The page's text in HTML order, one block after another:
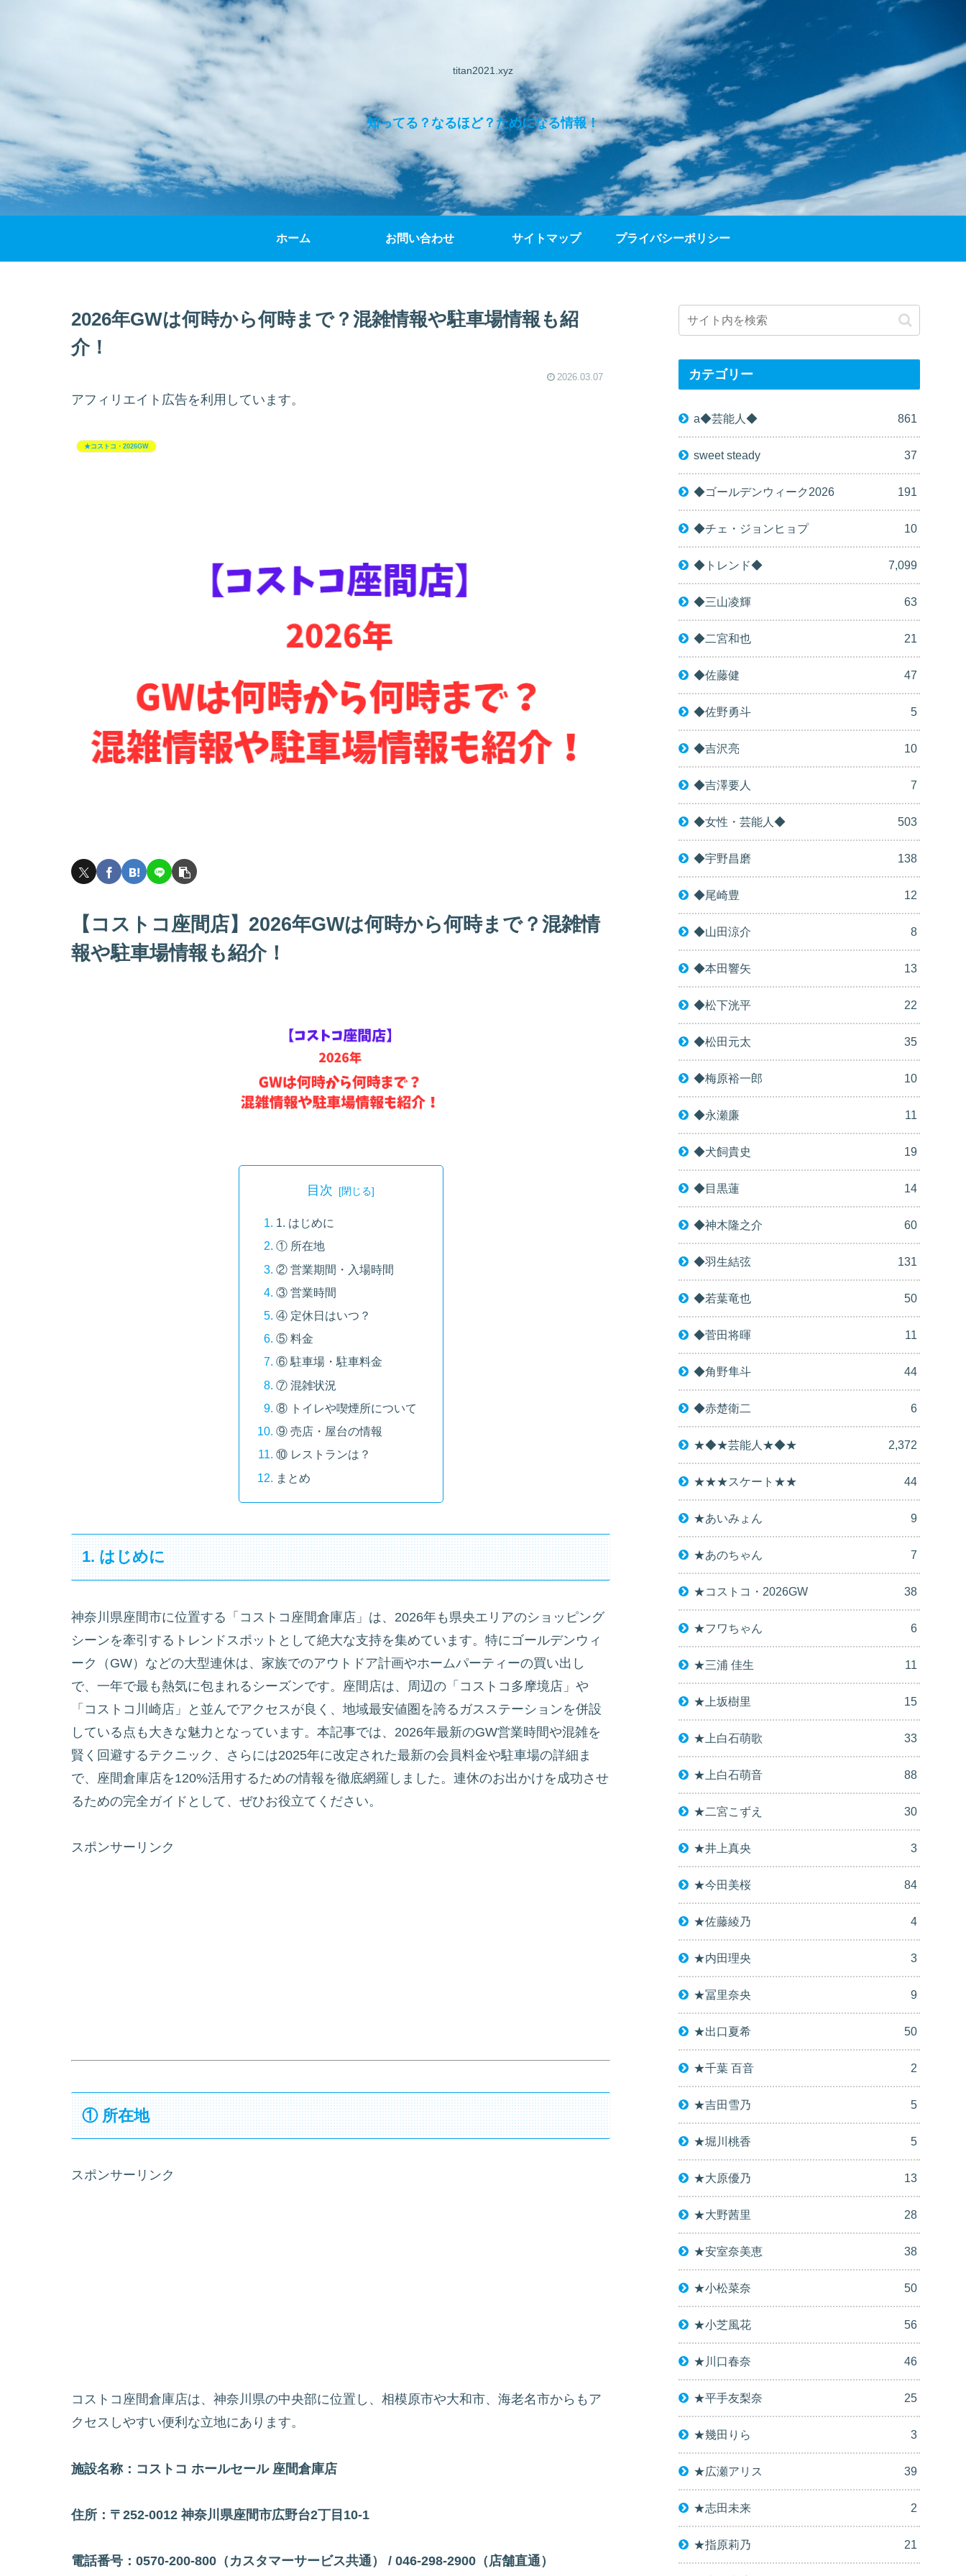
titan2021.xyz
知ってる？なるほど？ためになる情報！
ホーム お問い合わせ サイトマップ プライバシーポリシー
2026年GWは何時から何時まで？混雑情報や駐車場情報も紹
介！
2026.03.07
アフィリエイト広告を利用しています。
★コストコ・2026GW
【コストコ座間店】2026年GWは何時から何時まで？混雑情
報や駐車場情報も紹介！
目次
1. はじめに
① 所在地
② 営業期間・入場時間
③ 営業時間
④ 定休日はいつ？
⑤ 料金
⑥ 駐車場・駐車料金
⑦ 混雑状況
⑧ トイレや喫煙所について
⑨ 売店・屋台の情報
⑩ レストランは？
まとめ
1. はじめに
神奈川県座間市に位置する「コストコ座間倉庫店」は、2026年も県央エリアのショッピング
シーンを牽引するトレンドスポットとして絶大な支持を集めています。特にゴールデンウィ
ーク（GW）などの大型連休は、家族でのアウトドア計画やホームパーティーの買い出し
で、一年で最も熱気に包まれるシーズンです。座間店は、周辺の「コストコ多摩境店」や
「コストコ川崎店」と並んでアクセスが良く、地域最安値圏を誇るガスステーションを併設
している点も大きな魅力となっています。本記事では、2026年最新のGW営業時間や混雑を
賢く回避するテクニック、さらには2025年に改定された最新の会員料金や駐車場の詳細ま
で、座間倉庫店を120%活用するための情報を徹底網羅しました。連休のお出かけを成功させ
るための完全ガイドとして、ぜひお役立てください。
スポンサーリンク
① 所在地
スポンサーリンク
コストコ座間倉庫店は、神奈川県の中央部に位置し、相模原市や大和市、海老名市からもア
クセスしやすい便利な立地にあります。
施設名称：コストコ ホールセール 座間倉庫店
住所：〒252-0012 神奈川県座間市広野台2丁目10-1
電話番号：0570-200-800（カスタマーサービス共通） / 046-298-2900（店舗直通）
カテゴリー
a◆芸能人◆ 861
sweet steady 37
◆ゴールデンウィーク2026 191
◆チェ・ジョンヒョプ 10
◆トレンド◆ 7,099
◆三山凌輝 63
◆二宮和也 21
◆佐藤健 47
◆佐野勇斗 5
◆吉沢亮 10
◆吉澤要人 7
◆女性・芸能人◆ 503
◆宇野昌磨 138
◆尾崎豊 12
◆山田涼介 8
◆本田響矢 13
◆松下洸平 22
◆松田元太 35
◆梅原裕一郎 10
◆永瀬廉 11
◆犬飼貴史 19
◆目黒蓮 14
◆神木隆之介 60
◆羽生結弦 131
◆若葉竜也 50
◆菅田将暉 11
◆角野隼斗 44
◆赤楚衛二 6
★◆★芸能人★◆★ 2,372
★★★スケート★★ 44
★あいみょん 9
★あのちゃん 7
★コストコ・2026GW 38
★フワちゃん 6
★三浦 佳生 11
★上坂樹里 15
★上白石萌歌 33
★上白石萌音 88
★二宮こずえ 30
★井上真央 3
★今田美桜 84
★佐藤綾乃 4
★内田理央 3
★冨里奈央 9
★出口夏希 50
★千葉 百音 2
★吉田雪乃 5
★堀川桃香 5
★大原優乃 13
★大野茜里 28
★安室奈美恵 38
★小松菜奈 50
★小芝風花 56
★川口春奈 46
★平手友梨奈 25
★幾田りら 3
★広瀬アリス 39
★志田未来 2
★指原莉乃 21